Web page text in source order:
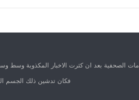
الصحفية بعد ان كثرت الاخبار المكذوبة وسط
فكان تدشين ذلك الجسم